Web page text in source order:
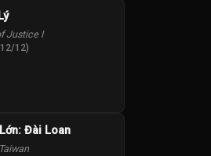
Justice I
12)
Đài Loan